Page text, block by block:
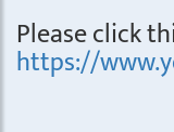
Please click
https://